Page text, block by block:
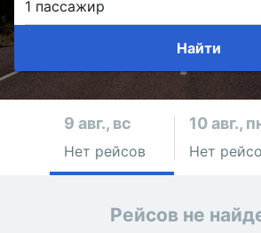
Найти
9 авг., вс
Нет рейсов
10 авг.,
Нет
Рейсов не